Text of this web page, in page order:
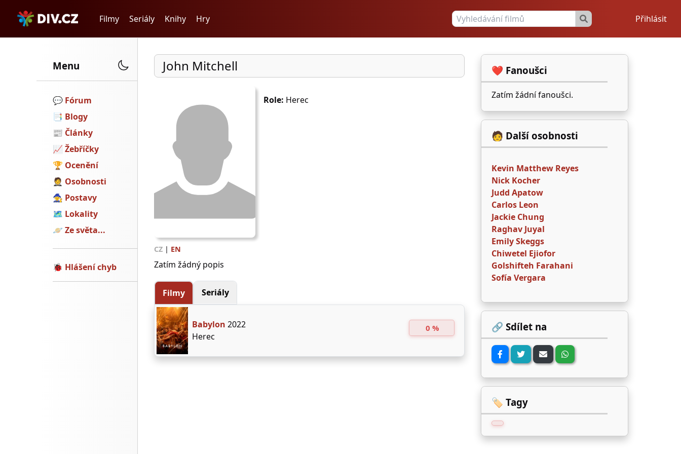
Filmy Seriály Knihy Hry Přihlásit
Menu
💬️ Fórum
📑 Blogy
📰 Články
📈 Žebříčky
🏆 Ocenění
🤵 Osobnosti
🧙 Postavy
🗺 Lokality
🪐 Ze světa...
🐞 Hlášení chyb
John Mitchell
Role: Herec
CZ | EN
Zatím žádný popis
Filmy Seriály
Babylon 2022
Herec
0 %
❤️ Fanoušci
Zatím žádní fanoušci.
🧑 Další osobnosti
Kevin Matthew Reyes
Nick Kocher
Judd Apatow
Carlos Leon
Jackie Chung
Raghav Juyal
Emily Skeggs
Chiwetel Ejiofor
Golshifteh Farahani
Sofía Vergara
🔗 Sdílet na
🏷️ Tagy